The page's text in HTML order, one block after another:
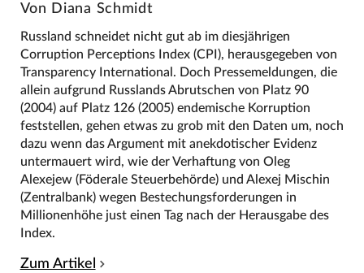
Von Diana Schmidt
Russland schneidet nicht gut ab im diesjährigen
Corruption Perceptions Index (CPI), herausgegeben von
Transparency International. Doch Pressemeldungen, die
allein aufgrund Russlands Abrutschen von Platz 90
(2004) auf Platz 126 (2005) endemische Korruption
feststellen, gehen etwas zu grob mit den Daten um, noch
dazu wenn das Argument mit anekdotischer Evidenz
untermauert wird, wie der Verhaftung von Oleg
Alexejew (Föderale Steuerbehörde) und Alexej Mischin
(Zentralbank) wegen Bestechungsforderungen in
Millionenhöhe just einen Tag nach der Herausgabe des
Index.
Zum Artikel